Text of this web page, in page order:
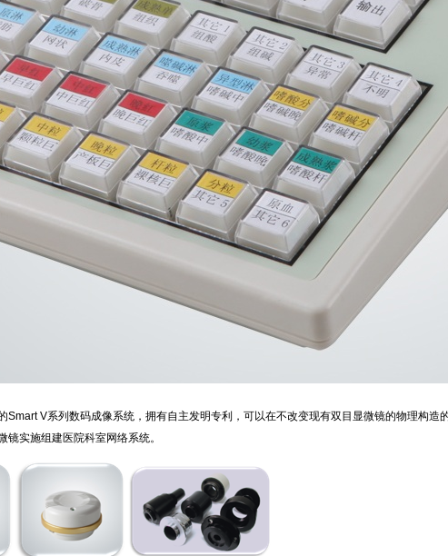
Smart V系列数码成像系统，拥有自主发明专利，可以在不改变现有双目显微镜的物理构造
实施组建医院科室网络系统。